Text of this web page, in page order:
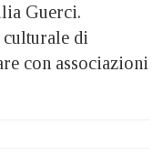
Guerci.
di
con associazioni